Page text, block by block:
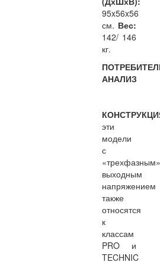
95x56x56
см. Вес:
142/ 146
кг.
АНАЛИЗ
эти
модели
с
«трехфазным»
выходным
напряжением
также
относятся
к
классам
PRO и
TECHNIC